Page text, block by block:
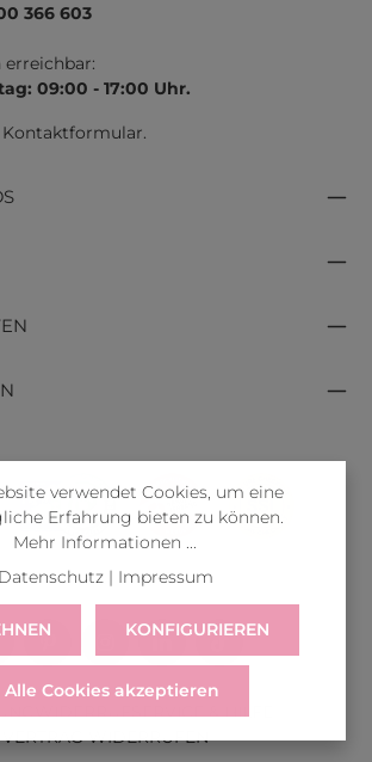
366 603
09:00 - 17:00 Uhr.
Kontaktformular.
WIDERRUFSERVICE & HILFE
VERTRAG WIDERRUFEN
verwendet Cookies, um eine
Erfahrung bieten zu können.
Mehr Informationen ...
Datenschutz| Impressum
KONFIGURIEREN
Alle Cookies akzeptieren